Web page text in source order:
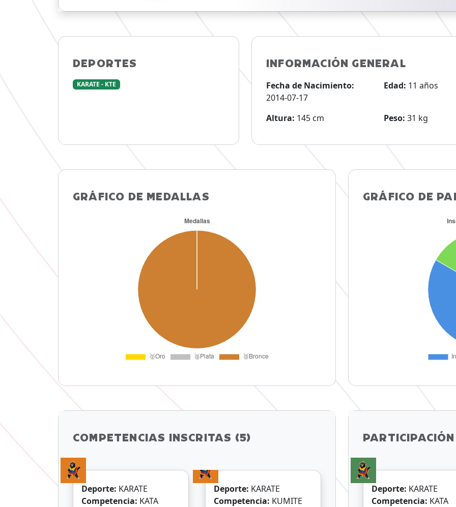
DEPORTES
KARATE - KTE
INFORMACIÓN GENERAL
Fecha de Nacimiento:
2014-07-17
Edad: 11 años
Altura: 145 cm Peso: 31 kg
GRÁFICO DE MEDALLAS GRÁFICO DE
COMPETENCIAS INSCRITAS (5)
Deporte: KARATE
Competencia: KATA
Deporte: KARATE
Competencia: KUMITE
Deporte: KARATE
Competencia: KATA